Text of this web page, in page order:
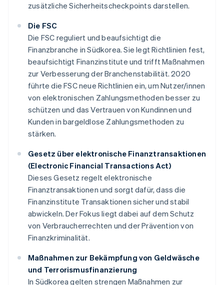
zusätzliche Sicherheitscheckpoints darstellen.
Die FSC
Die FSC reguliert und beaufsichtigt die
Finanzbranche in Südkorea. Sie legt Richtlinien fest,
beaufsichtigt Finanzinstitute und trifft Maßnahmen
zur Verbesserung der Branchenstabilität. 2020
führte die FSC neue Richtlinien ein, um Nutzer/innen
von elektronischen Zahlungsmethoden besser zu
schützen und das Vertrauen von Kundinnen und
Kunden in bargeldlose Zahlungsmethoden zu
stärken.
Gesetz über elektronische Finanztransaktionen
(Electronic Financial Transactions Act)
Dieses Gesetz regelt elektronische
Finanztransaktionen und sorgt dafür, dass die
Finanzinstitute Transaktionen sicher und stabil
abwickeln. Der Fokus liegt dabei auf dem Schutz
von Verbraucherrechten und der Prävention von
Finanzkriminalität.
Maßnahmen zur Bekämpfung von Geldwäsche
und Terrorismusfinanzierung
In Südkorea gelten strengen Maßnahmen zur